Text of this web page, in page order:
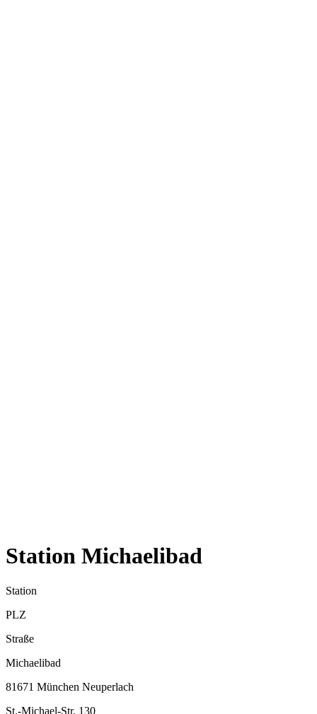
Station Michaelibad
Station
PLZ
Straße
Michaelibad
81671 München Neuperlach
St.-Michael-Str. 130